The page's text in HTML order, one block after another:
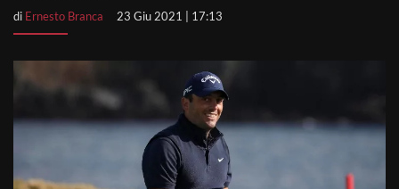
di Ernesto Branca 23 Giu 2021 | 17:13